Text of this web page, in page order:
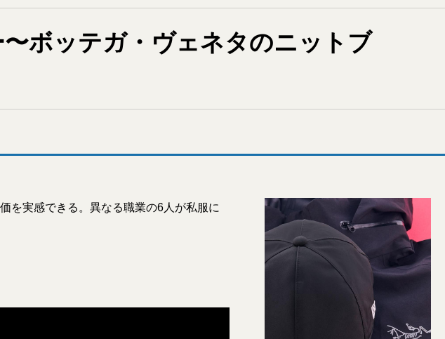
ボッテガ・ヴェネタのニットブ
を実感できる。異なる職業の6人が私服に